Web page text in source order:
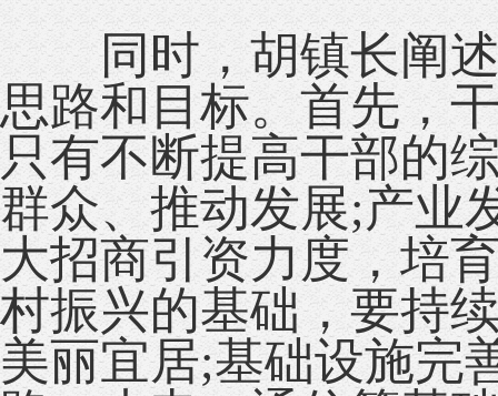
同时，胡镇长阐述
思路和目标。首先，
只有不断提高干部的
群众、推动发展;产业
大招商引资力度，培
村振兴的基础，要持
美丽宜居;基础设施完